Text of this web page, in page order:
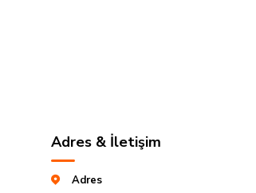
Adres & İletişim
Adres